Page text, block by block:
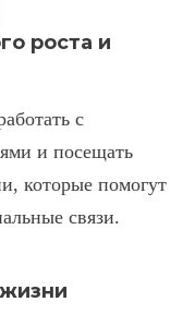
роста и
с
и посещать
которые помогут
связи.